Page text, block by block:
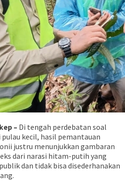
– Di tengah perdebatan soal
kecil, hasil pemantauan
justru menunjukkan gambaran
dari narasi hitam-putih yang
dan tidak bisa disederhanakan